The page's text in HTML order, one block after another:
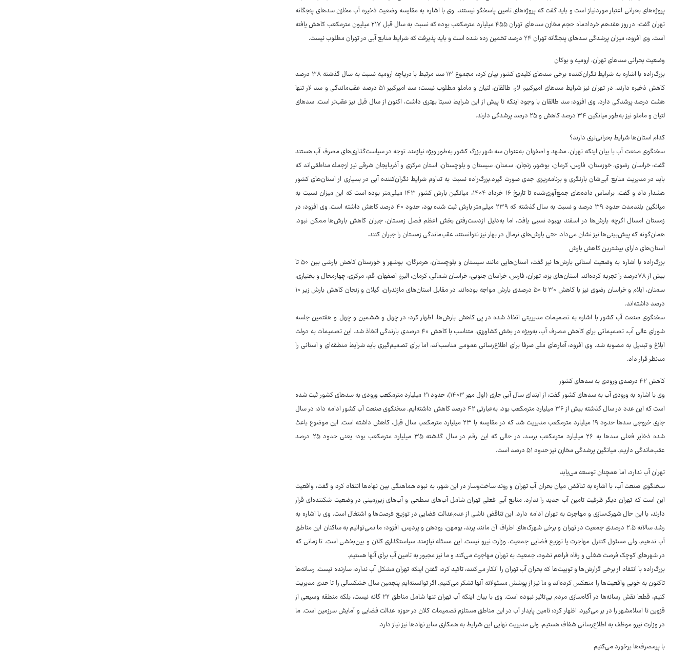
‌پروژه‌های بحرانی اعتبار موردنیاز است و باید گفت که پروژه‌های تامین پاسخگو نیستند. وی با اشاره به مقایسه وضعیت ذخیره آب مخازن سدهای پنجگانه
تهران گفت: در روز هفدهم خردادماه حجم مخازن سدهای تهران ۴۵۵ میلیارد مترمکعب بوده که نسبت به سال قبل ۲۱۷ میلیون مترمکعب کاهش یافته
است. وی افزود: میزان پرشدگی سدهای پنجگانه تهران ۲۴ درصد تخمین زده شده است و باید پذیرفت که شرایط منابع آبی در تهران مطلوب نیست.
وضعیت بحرانی سدهای تهران، ارومیه و بوکان
بزرگ‌زاده با اشاره به شرایط نگران‌کننده برخی سدهای کلیدی کشور بیان کرد: مجموع ۱۳ سد مرتبط با دریاچه ارومیه نسبت به سال گذشته ۳۸ درصد
کاهش ذخیره دارند. در تهران نیز شرایط سدهای امیرکبیر، لار، طالقان، لتیان و ماملو مطلوب نیست؛ سد امیرکبیر ۵۱ درصد عقب‌ماندگی و سد لار تنها
هشت درصد پرشدگی دارد. وی افزود: سد طالقان با وجود اینکه تا پیش از این شرایط نسبتا بهتری داشت، اکنون از سال قبل نیز عقب‌تر است. سدهای
لتیان و ماملو نیز به‌طور میانگین ۳۴ درصد کاهش و ۲۵ درصد پرشدگی دارند.
کدام استان‌ها شرایط بحرانی‌تری دارند؟
سخنگوی صنعت آب با بیان اینکه تهران، مشهد و اصفهان به‌عنوان سه شهر بزرگ کشور به‌طور ویژه نیازمند توجه در سیاست‌گذاری‌های مصرف آب هستند
گفت: خراسان رضوی، خوزستان، فارس، کرمان، بوشهر، زنجان، سمنان، سیستان و بلوچستان، استان مرکزی و آذربایجان شرقی نیز ازجمله مناطقی‌اند که
باید در مدیریت منابع آبی‌شان بازنگری و برنامه‌ریزی جدی صورت گیرد.بزرگ‌زاده نسبت به تداوم شرایط نگران‌کننده آبی در بسیاری از استان‌های کشور
هشدار داد و گفت: براساس داده‌های جمع‌آوری‌شده تا تاریخ ۱۶ خرداد ۱۴۰۴، میانگین بارش کشور ۱۴۳ میلی‌متر بوده است که این میزان نسبت به
میانگین بلندمدت حدود ۳۹ درصد و نسبت به سال گذشته که ۲۳۹ میلی‌متر بارش ثبت شده بود، حدود ۴۰ درصد کاهش داشته است. وی افزود: در
زمستان امسال اگرچه بارش‌ها در اسفند بهبود نسبی یافت، اما به‌دلیل ازدست‌رفتن بخش اعظم فصل زمستان، جبران کاهش بارش‌ها ممکن نبود.
همان‌گونه که پیش‌بینی‌ها نیز نشان می‌داد، حتی بارش‌های نرمال در بهار نیز نتوانستند عقب‌ماندگی زمستان را جبران کنند.
استان‌های دارای بیشترین کاهش بارش
بزرگ‌زاده با اشاره به وضعیت استانی بارش‌ها نیز گفت: استان‌هایی مانند سیستان و بلوچستان، هرمزگان، بوشهر و خوزستان کاهش بارشی بین ۵۰ تا
بیش از ۷۸‌درصد را تجربه کرده‌اند. استان‌های یزد، تهران، فارس، خراسان جنوبی، خراسان شمالی، کرمان، البرز، اصفهان، قم، مرکزی، چهارمحال و بختیاری،
سمنان، ایلام و خراسان رضوی نیز با کاهش ۳۰ تا ۵۰ درصدی بارش مواجه بوده‌اند. در مقابل استان‌های مازندران، گیلان و زنجان کاهش بارش زیر ۱۰
درصد داشته‌اند.
سخنگوی صنعت آب کشور با اشاره به تصمیمات مدیریتی اتخاذ شده در پی کاهش بارش‌ها، اظهار کرد: در چهل و ششمین و چهل‌ و هفتمین جلسه
شورای عالی آب، تصمیماتی برای کاهش مصرف آب، به‌ویژه در بخش کشاورزی، متناسب با کاهش ۴۰ درصدی بارندگی اتخاذ شد. این تصمیمات به دولت
ابلاغ و تبدیل به مصوبه شد. وی افزود: آمارهای ملی صرفا برای اطلاع‌رسانی عمومی مناسب‌اند، اما برای تصمیم‌گیری باید شرایط منطقه‌ای و استانی را
مدنظر قرار داد.
کاهش ۴۲ درصدی ورودی به سدهای کشور
وی با اشاره به ورودی آب به سدهای کشور گفت: از ابتدای سال آبی جاری (اول مهر ۱۴۰۳)، حدود ۲۱ میلیارد مترمکعب ورودی به سدهای کشور ثبت شده
است که این عدد در سال گذشته بیش از ۳۶ میلیارد مترمکعب بود، به‌عبارتی ۴۲ درصد کاهش داشته‌ایم. سخنگوی صنعت آب کشور ادامه داد: در سال
جاری خروجی سدها حدود ۱۹ میلیارد مترمکعب مدیریت شد که در مقایسه با ۲۳ میلیارد مترمکعب سال قبل، کاهش داشته است. این موضوع باعث
شده ذخایر فعلی سدها به ۲۶ میلیارد مترمکعب برسد، در حالی که این رقم در سال گذشته ۳۵ میلیارد مترمکعب بود؛ یعنی حدود ۲۵ درصد
عقب‌ماندگی داریم. میانگین پرشدگی مخازن نیز حدود ۵۱ درصد است.
تهران آب ندارد، اما همچنان توسعه می‌یابد
سخنگوی صنعت آب، با اشاره به تناقض میان بحران آب تهران و روند ساخت‌وساز در این شهر، به نبود هماهنگی بین نهادها انتقاد کرد و گفت: واقعیت
این است که تهران دیگر ظرفیت تامین آب جدید را ندارد. منابع آبی فعلی تهران شامل آب‌های سطحی و آب‌های زیرزمینی در وضعیت شکننده‌ای قرار
دارند، با این حال شهرک‌سازی و مهاجرت به تهران ادامه دارد. این تناقض ناشی از عدم‌عدالت فضایی در توزیع فرصت‌ها و اشتغال است. وی با اشاره به
رشد سالانه ۲.۵ درصدی جمعیت در تهران و برخی شهرک‌های اطراف آن مانند پرند، بومهن، رودهن و پردیس، افزود: ما نمی‌توانیم به ساکنان این مناطق
آب ندهیم. ولی مسئول کنترل مهاجرت یا توزیع فضایی جمعیت، وزارت نیرو نیست. این مسئله نیازمند سیاستگذاری کلان و بین‌بخشی است. تا زمانی که
در شهرهای کوچک فرصت شغلی و رفاه فراهم نشود، جمعیت به تهران مهاجرت می‌کند و ما نیز مجبور به تامین آب برای آنها هستیم.
بزرگ‌زاده با انتقاد از برخی گزارش‌ها و توییت‌ها که بحران آب تهران را انکار می‌کنند، تاکید کرد: گفتن اینکه تهران مشکل آب ندارد، سازنده نیست. رسانه‌ها
تاکنون به خوبی واقعیت‌ها را منعکس کرده‌اند و ما نیز از پوشش مسئولانه آنها تشکر می‌کنیم. اگر توانسته‌ایم پنجمین سال خشکسالی را تا حدی مدیریت
کنیم، قطعا نقش رسانه‌ها در آگاه‌سازی مردم بی‌تاثیر نبوده است. وی با بیان اینکه آب تهران تنها شامل مناطق ۲۲ گانه نیست، بلکه منطقه وسیعی از
قزوین تا اسلامشهر را در بر می‌گیرد، اظهار کرد: تامین پایدار آب در این مناطق مستلزم تصمیمات کلان در حوزه عدالت فضایی و آمایش سرزمین است. ما
در وزارت نیرو موظف به اطلاع‌رسانی شفاف هستیم، ولی مدیریت نهایی این شرایط به همکاری سایر نهادها نیز نیاز دارد.
با پرمصرف‌ها برخورد می‌کنیم